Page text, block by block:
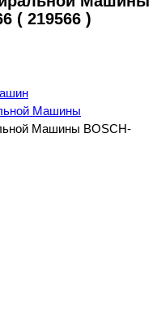
( 219566 )
Машины
Машины BOSCH-